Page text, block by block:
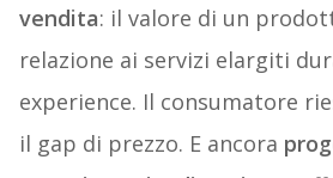
vendita: il valore di un
relazione ai servizi elargiti
experience. Il consumatore
il gap di prezzo. E ancora